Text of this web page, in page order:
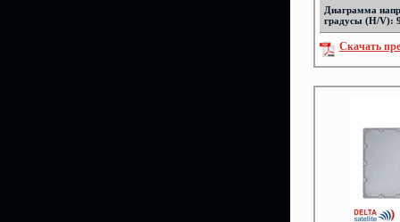
Диаграмма
градусы (H/V):
Скачать